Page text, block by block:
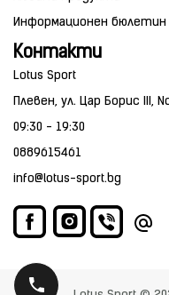
Информационен бюлетин
Контакти
Lotus Sport
Плевен, ул. Цар Борис III,
09:30 - 19:30
0889615461
info@lotus-sport.bg